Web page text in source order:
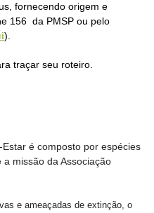
fornecendo origem e
156 da PMSP ou pelo
).
traçar seu roteiro.
é composto por espécies
missão da Associação
e ameaçadas de extinção, o